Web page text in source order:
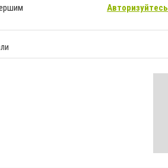
Авторизуйтесь